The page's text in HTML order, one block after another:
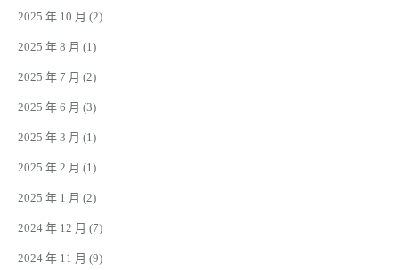
2025 年 10 月 (2)
2025 年 8 月 (1)
2025 年 7 月 (2)
2025 年 6 月 (3)
2025 年 3 月 (1)
2025 年 2 月 (1)
2025 年 1 月 (2)
2024 年 12 月 (7)
2024 年 11 月 (9)